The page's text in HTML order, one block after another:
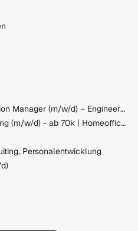
Technical Operations & Transition Manager (m/w/d) – Engineering & Services
Teamlead Immobilienverwaltung (m/w/d) - ab 70k | Homeoffice &amp; Benefits | Wien 1190
Personalentwicklung